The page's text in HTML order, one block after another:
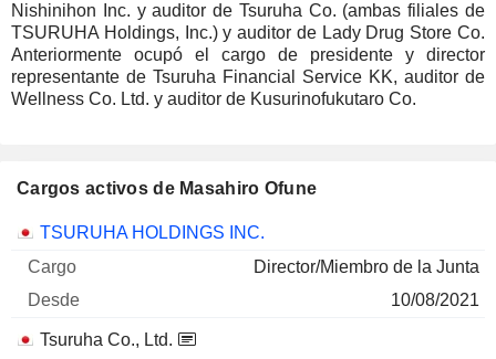
Nishinihon Inc. y auditor de Tsuruha Co. (ambas filiales de
TSURUHA Holdings, Inc.) y auditor de Lady Drug Store Co.
Anteriormente ocupó el cargo de presidente y director
representante de Tsuruha Financial Service KK, auditor de
Wellness Co. Ltd. y auditor de Kusurinofukutaro Co.
Cargos activos de Masahiro Ofune
Empresas Cargo Inicio
TSURUHA HOLDINGS INC.
Director/Miembro de la Junta
10/08/2021
Tsuruha Co., Ltd.